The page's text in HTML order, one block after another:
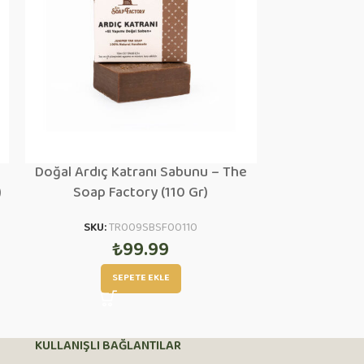
Doğal Ardıç Katranı Sabunu – The
Soap Factory (110 Gr)
SKU:TR009SBSF00110
₺99.99
SEPETE EKLE
KULLANIŞLI BAĞLANTILAR